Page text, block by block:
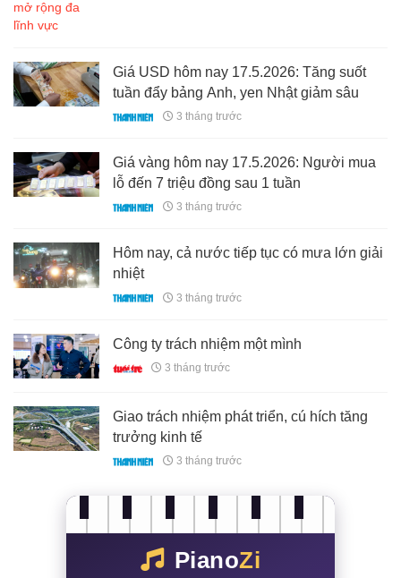
Giá USD hôm nay 17.5.2026: Tăng suốt
tuần đẩy bảng Anh, yen Nhật giảm sâu
3 tháng trước
Giá vàng hôm nay 17.5.2026: Người mua
lỗ đến 7 triệu đồng sau 1 tuần
3 tháng trước
Hôm nay, cả nước tiếp tục có mưa lớn giải
nhiệt
3 tháng trước
Công ty trách nhiệm một mình
3 tháng trước
Giao trách nhiệm phát triển, cú hích tăng
trưởng kinh tế
3 tháng trước
PianoZi